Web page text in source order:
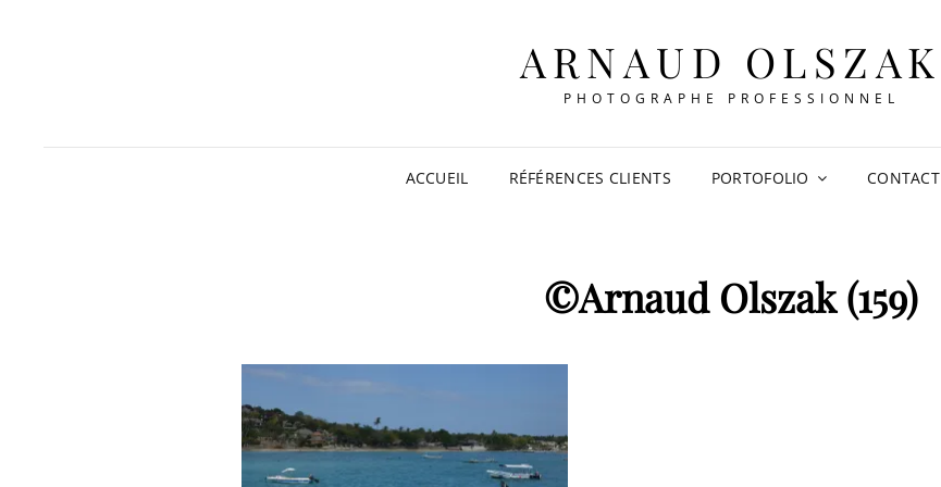
ARNAUD OLSZAK
PHOTOGRAPHE PROFESSIONNEL
ACCUEIL RÉFÉRENCES CLIENTS PORTOFOLIO CONTACT
©Arnaud Olszak (159)